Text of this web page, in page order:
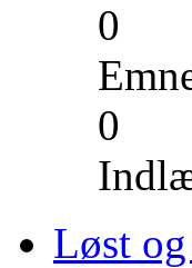
0
0
Løst